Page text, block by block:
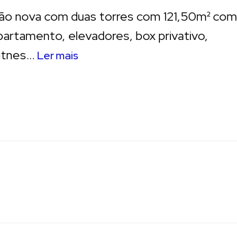
nova com duas torres com 121,50m² com
elevadores, box privativo,
Ler mais